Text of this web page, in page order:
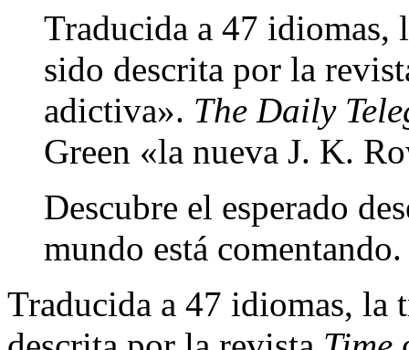
Traducida a 47
sido descrita por la
adictiva». The Daily
Green «la nueva J. K.
Descubre el esperado
mundo está comentando.
Traducida a 47 idiomas,